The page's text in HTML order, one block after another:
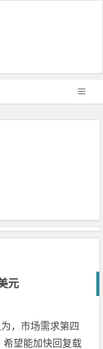
元
，市场需求第四
希望能加快回复载